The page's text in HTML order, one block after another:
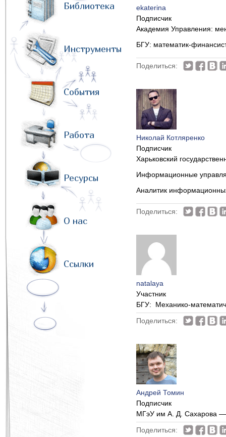
Библиотека
Инструменты
События
Работа
Ресурсы
О нас
Ссылки
ekaterina
Подписчик
Академия Управления:
БГУ: математик-
Поделиться:
Николай Котляренко
Подписчик
Харьковский
Информационные
Аналитик
Поделиться:
natalaya
Участник
БГУ: Механико-
Поделиться:
Андрей Томин
Подписчик
МГэУ им А. Д. Сахарова —
Поделиться: